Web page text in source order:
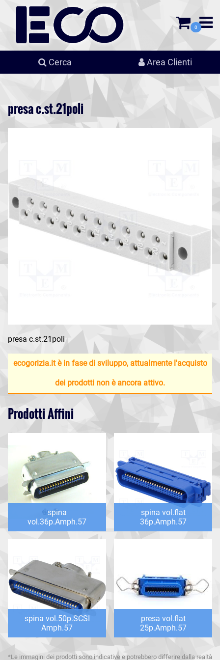
0
Cerca Area Clienti
presa c.st.21poli
presa c.st.21poli
ecogorizia.it è in fase di sviluppo, attualmente l'acquisto
dei prodotti non è ancora attivo.
Prodotti Affini
spina
vol.36p.Amph.57
spina vol.flat
36p.Amph.57
spina vol.50p.SCSI
Amph.57
presa vol.flat
25p.Amph.57
*Le immagini dei prodotti sono indicative e potrebbero differire dalla realtà